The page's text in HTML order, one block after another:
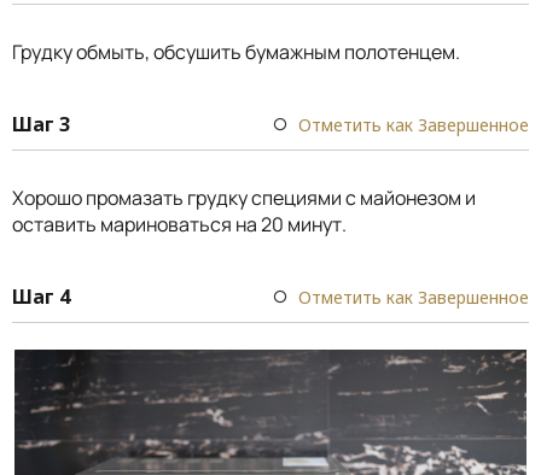
Грудку обмыть, обсушить бумажным полотенцем.
Шаг 3 Отметить как Завершенное
Хорошо промазать грудку специями с майонезом и
оставить мариноваться на 20 минут.
Шаг 4 Отметить как Завершенное